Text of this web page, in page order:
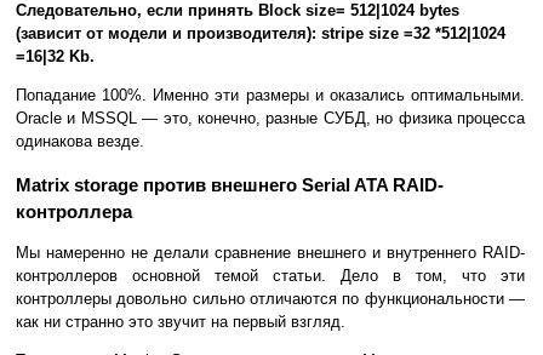
Следовательно, если принять Block size= 512|1024 bytes
(зависит от модели и производителя): stripe size =32 *512|1024
=16|32 Kb.
Попадание 100%. Именно эти размеры и оказались оптимальными.
Oracle и MSSQL — это, конечно, разные СУБД, но физика процесса
одинакова везде.
Matrix storage против внешнего Serial ATA RAID-
контроллера
Мы намеренно не делали сравнение внешнего и внутреннего RAID-
контроллеров основной темой статьи. Дело в том, что эти
контроллеры довольно сильно отличаются по функциональности —
как ни странно это звучит на первый взгляд.